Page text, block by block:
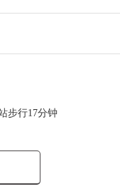
步行17分钟
使用的自由设计住